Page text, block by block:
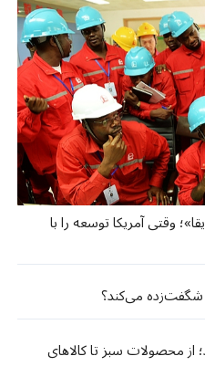
وقتی آمریکا توسعه را با
شگفت‌زده می‌کند؟
محصولات سبز تا کالاهای